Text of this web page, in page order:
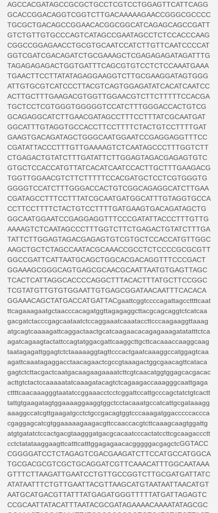
AGCCACGATAGCCGCGCTGCCTCGTCCTGGAGTTCATTCAGG
GCACCGGACAGGTCGGTCTTGACAAAAAGAACCGGGCGCCCC
TGCGCTGACAGCCGGAACACGGCGGCATCAGAGCAGCCGATT
GTCTGTTGTGCCCAGTCATAGCCGAATAGCCTCTCCACCCAAG
CGGCCGGAGAACCTGCGTGCAATCCATCTTGTTCAATCCCCAT
GGTCGATCGACAGATCTGCGAAAGCTCGAGAGAGATAGATTTG
TAGAGAGAGACTGGTGATTTCAGCGTGTCCTCTCCAAATGAAA
TGAACTTCCTTATATAGAGGAAGGTCTTGCGAAGGATAGTGGG
ATTGTGCGTCATCCCTTACGTCAGTGGAGATATCACATCAATCC
ACTTGCTTTGAAGACGTGGTTGGAACGTCTTCTTTTTCCACGA
TGCTCCTCGTGGGTGGGGGTCCATCTTTGGGACCACTGTCG
GCAGAGGCATCTTGAACGATAGCCTTTCCTTTATCGCAATGAT
GGCATTTGTAGGTGCCACCTTCCTTTTCTACTGTCCTTTTGAT
GAAGTGACAGATAGCTGGGCAATGGAATCCGAGGAGGTTTCC
CGATATTACCCTTTGTTGAAAAGTCTCAATAGCCCTTTGGTCTT
CTGAGACTGTATCTTTGATATTCTTGGAGTAGACGAGAGTGTC
GTGCTCCACCATGTTATCACATCAATCCACTTGCTTTGAAGACG
TGGTTGGAACGTCTTCTTTTTCCACGATGCTCCTCGTGGGTG
GGGGTCCATCTTTGGGACCACTGTCGGCAGAGGCATCTTGAA
CGATAGCCTTTCCTTTATCGCAATGATGGCATTTGTAGGTGCCA
CCTTCCTTTTCTACTGTCCTTTTGATGAAGTGACAGATAGCTG
GGCAATGGAATCCGAGGAGGTTTCCCGATATTACCCTTTGTTG
AAAAGTCTCAATAGCCCTTTGGTCTTCTGAGACTGTATCTTTGA
TATTCTTGGAGTAGACGAGAGTGTCGTGCTCCACCATGTTGGC
AAGCTGCTCTAGCCAATACGCAAACCGCCTCTCCCCGCGCGTT
GGCCGATTCATTAATGCAGCTGGCACGACAGGTTTCCCGACT
GGAAAGCGGGCAGTGAGCGCAACGCAATTAATGTGAGTTAGC
TCACTCATTAGGCACCCCAGGCTTTACACTTTATGCTTCCGGC
TCGTATGTTGTGTGGAATTGTGAGCGGATAACAATTTCACACA
GGAAACAGCTATGACCATGATTACgaattcggtccccagattagccttttcaat
ttcagaaagaatgctaacccacagatggttagagaggcttacgcagcaggtctcatcaa
gacgatctacccgagcaataatctccaggaaatcaaataccttcccaagaaggttaaag
atgcagtcaaaagattcaggactaactgcatcaagaacacagagaaagatatatttctca
agatcagaagtactattccagtatggacgattcaaggcttgcttcacaaaccaaggcaag
taatagagattggagtctctaaaaaggtagttcccactgaatcaaaggccatggagtcaa
agattcaaatagaggacctaacagaactcgccgtaaagactggcgaacagttcataca
gagtctcttacgactcaatgacaagaagaaaatcttcgtcaacatggtggagcacgacac
acttgtctactccaaaaatatcaaagatacagtctcagaagaccaaagggcaattgaga
cttttcaacaaagggtaatatccggaaacctcctcggattccattgcccagctatctgtcactt
tattgtgaagatagtggaaaaggaaggtggctcctacaaatgccatcattgcgataaagg
aaaggccatcgttgaagatgcctctgccgacagtggtcccaaagatggacccccaccca
cgaggagcatcgtggaaaaagaagacgttccaaccacgtcttcaaagcaagtggattg
atgtgatatctccactgacgtaagggatgacgcacaatcccactatccttcgcaagaccctt
cctctatataaggaagttcatttcatttggagagaacacgggggacgagctcGGTACC
CGGGGATCCTCTAGAGTCGACGAAGATCTTCCATGCCATGGCA
TGCGACGCGTCGCTGCAGGATCGTTCAAACATTTGGCAATAAA
GTTTCTTAAGATTGAATCCTGTTGCCGGTCTTGCGATGATTATC
ATATAATTTCTGTTGAATTACGTTAAGCATGTAATAATTAACATGT
AATGCATGACGTTATTTATGAGATGGGTTTTTATGATTAGAGTC
CCGCAATTATACATTTAATACGCGATAGAAAACAAAATATAGCGC